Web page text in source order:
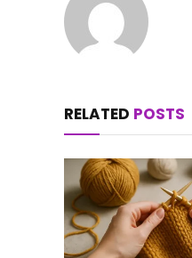
RELATED POSTS